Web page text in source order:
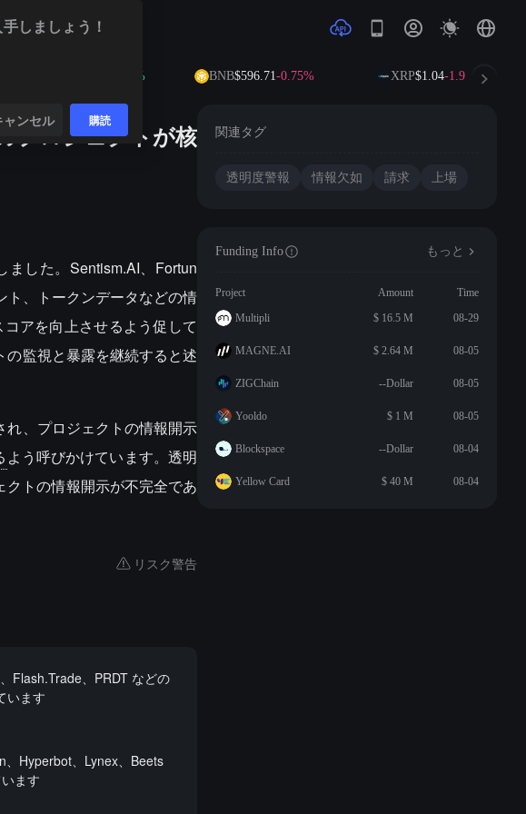
BNB$596.71-0.75% XRP$1.04-1.91%
プロジェクトが核
した。Sentism.AI、Fortun
、トークンデータなどの情
アを向上させるよう促して
監視と暴露を継続すると述
、プロジェクトの情報開示
よう呼びかけています。透明
トの情報開示が不完全であ
リスク警告
Flash.Trade、PRDT などの
います
Hyperbot、Lynex、Beets
ます
関連タグ
透明度警報 情報欠如 請求 上場
Funding Info もっと
Project Amount
Time
Multipli
$ 16.5 M 08-29
MAGNE.AI $ 2.64 M 08-05
ZIGChain --Dollar 08-05
Yooldo $ 1 M 08-05
Blockspace --Dollar 08-04
Yellow Card $ 40 M 08-04
しましょう！
ャンセル 購読